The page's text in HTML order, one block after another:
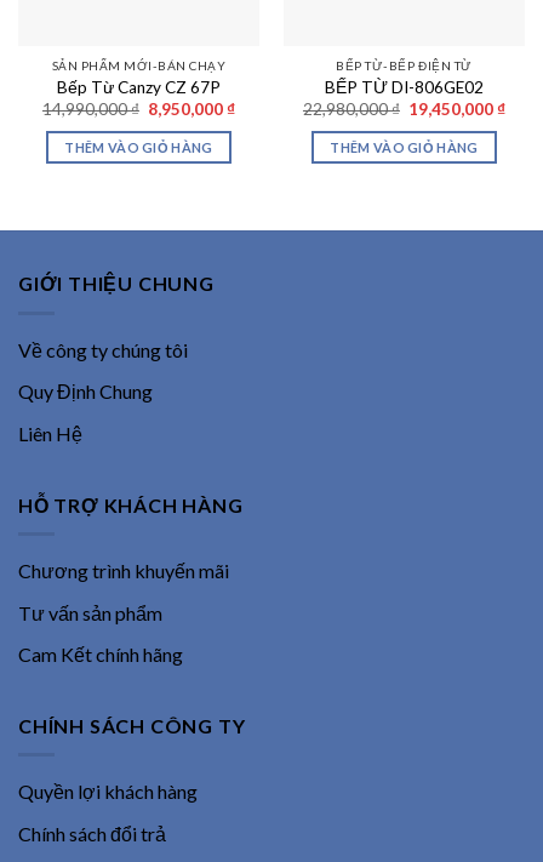
SẢN PHẨM MỚI-BÁN CHẠY
Bếp Từ Canzy CZ 67P
14,990,000₫ Giá
gốc
là:
14,990,000 ₫.
8,950,000 ₫Giá
THÊM VÀO GIỎ HÀNG
BẾP TỪ-BẾP ĐIỆN TỪ
BẾP TỪ DI-806GE02
22,980,000₫ Giá
gốc
là:
22,980,000 ₫.
19,450,000 ₫Giá
THÊM VÀO GIỎ HÀNG
GIỚI THIỆU CHUNG
Về công ty chúng tôi
Quy Định Chung
Liên Hệ
HỖ TRỢ KHÁCH HÀNG
Chương trình khuyến mãi
Tư vấn sản phẩm
Cam Kết chính hãng
CHÍNH SÁCH CÔNG TY
Quyền lợi khách hàng
Chính sách đổi trả